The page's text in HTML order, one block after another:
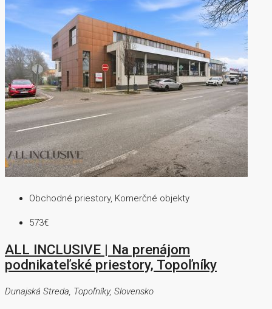
Obchodné priestory, Komerčné objekty
573€
ALL INCLUSIVE | Na prenájom
podnikateľské priestory, Topoľníky
Dunajská Streda, Topoľníky, Slovensko